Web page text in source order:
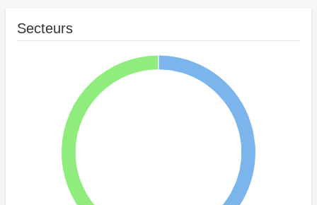
Secteurs